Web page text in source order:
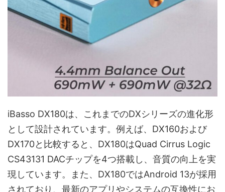
iBasso DX180は、これまでのDXシリーズの進化形
として設計されています。例えば、DX160および
DX170と比較すると、DX180はQuad Cirrus Logic
CS43131 DACチップを4つ搭載し、音質の向上を実
現しています。また、DX180ではAndroid 13が採用
されており、最新のアプリやシステムの互換性にお